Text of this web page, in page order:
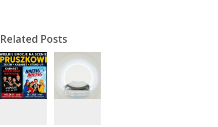
Related Posts